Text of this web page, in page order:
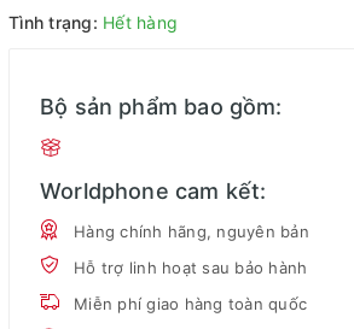
Tình trạng: Hết hàng
Bộ sản phẩm bao gồm:
Worldphone cam kết:
Hàng chính hãng, nguyên bản
Hỗ trợ linh hoạt sau bảo hành
Miễn phí giao hàng toàn quốc